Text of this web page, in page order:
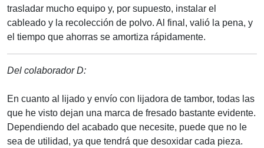
trasladar mucho equipo y, por supuesto, instalar el
cableado y la recolección de polvo. Al final, valió la pena, y
el tiempo que ahorras se amortiza rápidamente.
Del colaborador D:
En cuanto al lijado y envío con lijadora de tambor, todas las
que he visto dejan una marca de fresado bastante evidente.
Dependiendo del acabado que necesite, puede que no le
sea de utilidad, ya que tendrá que desoxidar cada pieza.